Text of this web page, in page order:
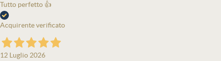
Tutto perfetto 👍
Acquirente verificato
12 Luglio 2026